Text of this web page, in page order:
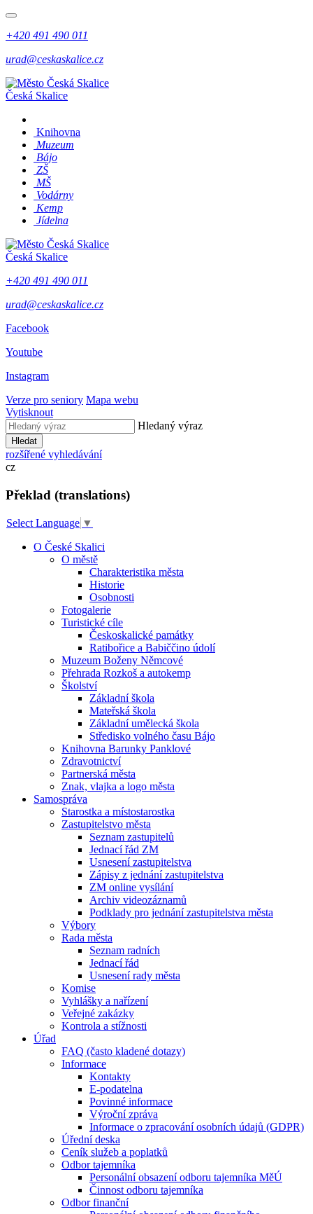
+420 491 490 011
urad@ceskaskalice.cz
Česká Skalice
Knihovna
Muzeum
Bájo
ZŠ
MŠ
Vodárny
Kemp
Jídelna
Česká Skalice
+420 491 490 011
urad@ceskaskalice.cz
Facebook
Youtube
Instagram
Verze pro seniory Mapa webu
Vytisknout
Hledaný výraz
Hledat
rozšířené vyhledávání
cz
Překlad (translations)
Select Language ▼
O České Skalici
O městě
Charakteristika města
Historie
Osobnosti
Fotogalerie
Turistické cíle
Českoskalické památky
Ratibořice a Babiččino údolí
Muzeum Boženy Němcové
Přehrada Rozkoš a autokemp
Školství
Základní škola
Mateřská škola
Základní umělecká škola
Středisko volného času Bájo
Knihovna Barunky Panklové
Zdravotnictví
Partnerská města
Znak, vlajka a logo města
Samospráva
Starostka a místostarostka
Zastupitelstvo města
Seznam zastupitelů
Jednací řád ZM
Usnesení zastupitelstva
Zápisy z jednání zastupitelstva
ZM online vysílání
Archiv videozáznamů
Podklady pro jednání zastupitelstva města
Výbory
Rada města
Seznam radních
Jednací řád
Usnesení rady města
Komise
Vyhlášky a nařízení
Veřejné zakázky
Kontrola a stížnosti
Úřad
FAQ (často kladené dotazy)
Informace
Kontakty
E-podatelna
Povinné informace
Výroční zpráva
Informace o zpracování osobních údajů (GDPR)
Úřední deska
Ceník služeb a poplatků
Odbor tajemníka
Personální obsazení odboru tajemníka MěÚ
Činnost odboru tajemníka
Odbor finanční